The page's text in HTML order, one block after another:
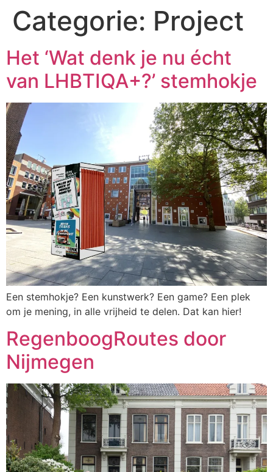
Categorie: Project
Het ‘Wat denk je nu écht
van LHBTIQA+?’ stemhokje
Een stemhokje? Een kunstwerk? Een game? Een plek
om je mening, in alle vrijheid te delen. Dat kan hier!
RegenboogRoutes door
Nijmegen